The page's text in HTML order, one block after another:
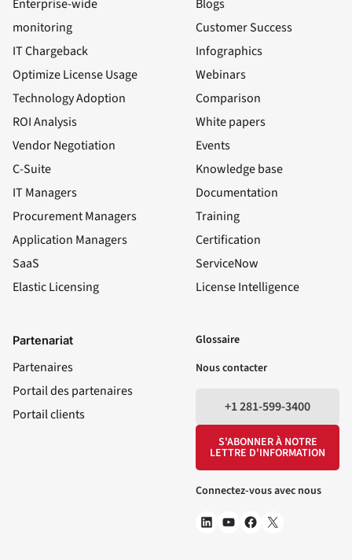
Enterprise-wide
monitoring
IT Chargeback
Optimize License Usage
Technology Adoption
ROI Analysis
Vendor Negotiation
C-Suite
IT Managers
Procurement Managers
Application Managers
SaaS
Elastic Licensing
Blogs
Customer Success
Infographics
Webinars
Comparison
White papers
Events
Knowledge base
Documentation
Training
Certification
ServiceNow
License Intelligence
Partenariat
Partenaires
Portail des partenaires
Portail clients
Glossaire
Nous contacter
+1 281-599-3400
S'ABONNER À NOTRE
LETTRE D'INFORMATION
Connectez-vous avec nous